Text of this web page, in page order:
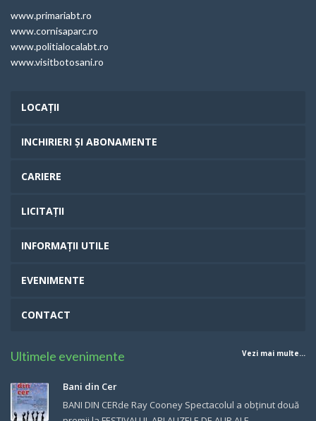
www.primariabt.ro
www.cornisaparc.ro
www.politialocalabt.ro
www.visitbotosani.ro
LOCAȚII
INCHIRIERI ȘI ABONAMENTE
CARIERE
LICITAȚII
INFORMAȚII UTILE
EVENIMENTE
CONTACT
Ultimele evenimente Vezi mai multe...
Bani din Cer
BANI DIN CERde Ray Cooney Spectacolul a obținut două